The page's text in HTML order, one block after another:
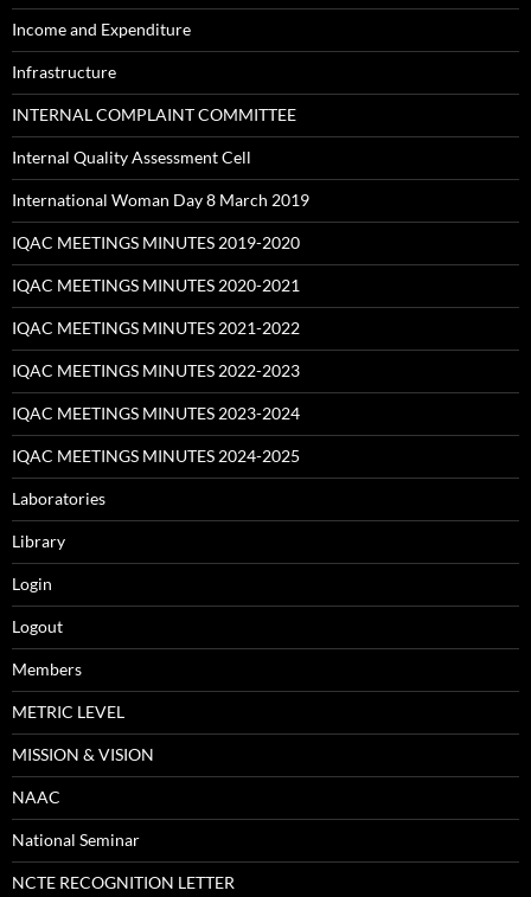
Income and Expenditure
Infrastructure
INTERNAL COMPLAINT COMMITTEE
Internal Quality Assessment Cell
International Woman Day 8 March 2019
IQAC MEETINGS MINUTES 2019-2020
IQAC MEETINGS MINUTES 2020-2021
IQAC MEETINGS MINUTES 2021-2022
IQAC MEETINGS MINUTES 2022-2023
IQAC MEETINGS MINUTES 2023-2024
IQAC MEETINGS MINUTES 2024-2025
Laboratories
Library
Login
Logout
Members
METRIC LEVEL
MISSION & VISION
NAAC
National Seminar
NCTE RECOGNITION LETTER